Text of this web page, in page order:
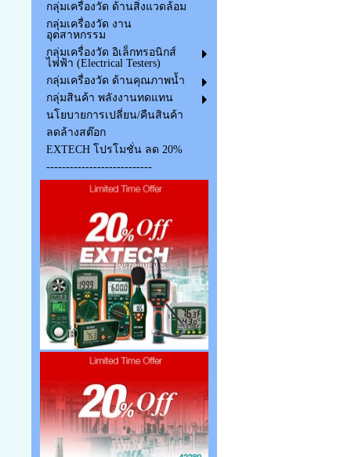
กลุ่มเครื่องวัด ด้านสิ่งแวดล้อม
กลุ่มเครื่องวัด งาน
อุตสาหกรรม
กลุ่มเครื่องวัด อิเล็กทรอนิกส์
ไฟฟ้า (Electrical Testers)
กลุ่มเครื่องวัด ด้านคุณภาพน้ำ
กลุ่มสินค้า พลังงานทดแทน
นโยบายการเปลี่ยน/คืนสินค้า
ลดล้างสต๊อก
EXTECH โปรโมชั่น ลด 20%
---------------------------